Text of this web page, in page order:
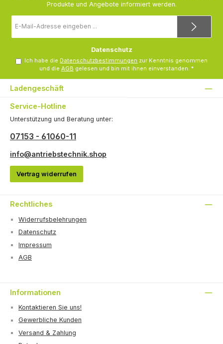
Produkte und Angebote informiert werden.
Mail-
Adresse
Datenschutz
Ich habe die Datenschutzbestimmungen zur Kenntnis genommen
und die AGB gelesen und bin mit ihnen einverstanden. *
Ladengeschäft
Service-Hotline
Unterstützung und Beratung unter:
07153 - 61060-11
info@antriebstechnik.shop
Vertrag widerrufen
Rechtliches
Widerrufsbelehrungen
Datenschutz
Impressum
AGB
Informationen
Kontaktieren Sie uns!
Gewerbliche Kunden
Versand & Zahlung